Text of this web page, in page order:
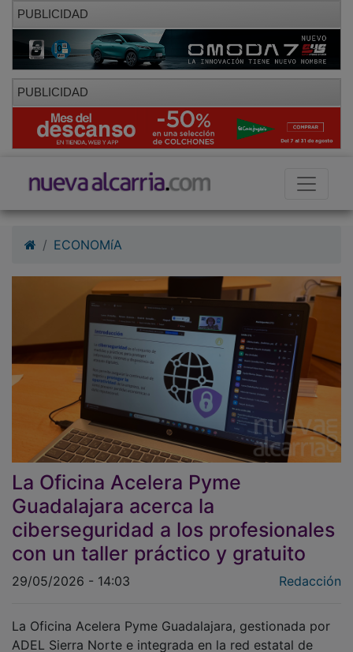
PUBLICIDAD
PUBLICIDAD
La Oficina Acelera Pyme
Guadalajara acerca la
ciberseguridad a los profesionales
con un taller práctico y gratuito
29/05/2026 - 14:03 Redacción
ADEL Sierra Norte e integrada en la red estatal de
Oficinas Acelera Pyme impulsada por Red.es, ha